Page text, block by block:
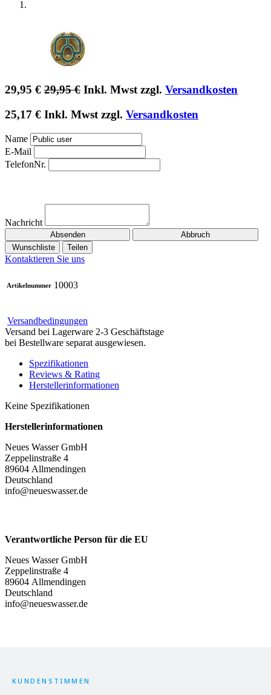
29,95 € 29,95€ Inkl. Mwst zzgl. Versandkosten
25,17 € Inkl. Mwst zzgl. Versandkosten
Name
E-Mail
TelefonNr.
Nachricht
Absenden
Abbruch
Wunschliste
Teilen
Kontaktieren Sie uns
Artikelnummer 10003
Versandbedingungen
Versand bei Lagerware 2-3 Geschäftstage
bei Bestellware separat ausgewiesen.
Spezifikationen
Reviews & Rating
Herstellerinformationen
Keine Spezifikationen
Herstellerinformationen
Neues Wasser GmbH
Zeppelinstraße 4
89604 Allmendingen
Deutschland
info@neueswasser.de
Verantwortliche Person für die EU
Neues Wasser GmbH
Zeppelinstraße 4
89604 Allmendingen
Deutschland
info@neueswasser.de
KUNDENSTIMMEN